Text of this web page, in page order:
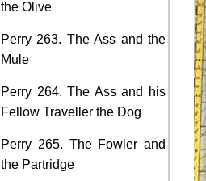
the Olive
Perry 263. The Ass and the
Mule
Perry 264. The Ass and his
Fellow Traveller the Dog
Perry 265. The Fowler and
the Partridge